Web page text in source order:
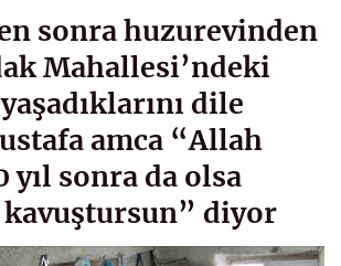
sonra huzurevinden
Mahallesi’ndeki
dile
amca “Allah
yıl sonra da olsa
diyor